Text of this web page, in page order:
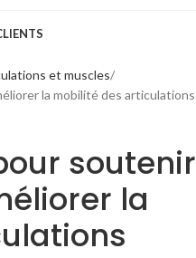
et muscles
la mobilité des articulations
soutenir
la